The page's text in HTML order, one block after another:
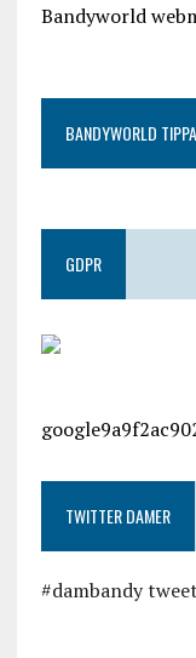
Bandyworld
BANDYWORLD
GDPR
TWITTER DAMER
#dambandy